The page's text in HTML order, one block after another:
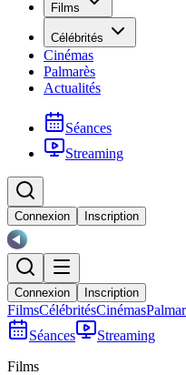
Films
Célébrités
Cinémas
Palmarès
Actualités
Séances
Streaming
Connexion Inscription
Connexion Inscription
FilmsCélébritésCinémas
Séances
Streaming
Films